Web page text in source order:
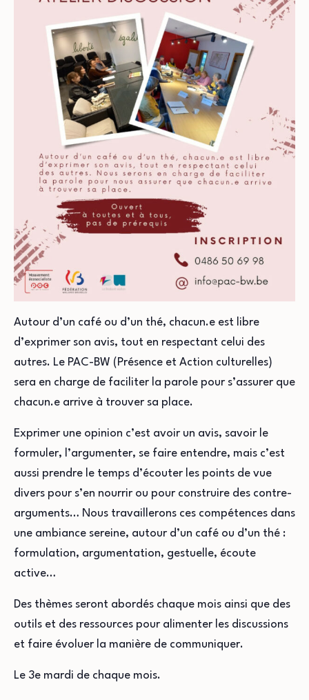
Autour d’un café ou d’un thé, chacun.e est libre
d’exprimer son avis, tout en respectant celui des
autres. Le PAC-BW (Présence et Action culturelles)
sera en charge de faciliter la parole pour s’assurer que
chacun.e arrive à trouver sa place.
Exprimer une opinion c’est avoir un avis, savoir le
formuler, l’argumenter, se faire entendre, mais c’est
aussi prendre le temps d’écouter les points de vue
divers pour s’en nourrir ou pour construire des contre-
arguments… Nous travaillerons ces compétences dans
une ambiance sereine, autour d’un café ou d’un thé :
formulation, argumentation, gestuelle, écoute
active…
Des thèmes seront abordés chaque mois ainsi que des
outils et des ressources pour alimenter les discussions
et faire évoluer la manière de communiquer.
Le 3e mardi de chaque mois.